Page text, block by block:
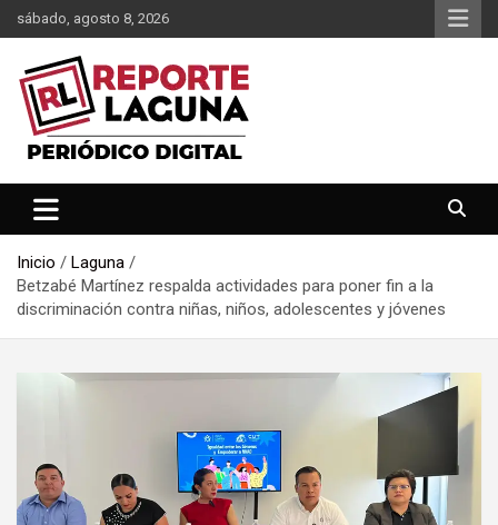
Saltar
al
contenido
sábado, agosto 8, 2026
Reporte Laguna
Inicio
Laguna
Betzabé Martínez respalda actividades para poner fin a la
discriminación contra niñas, niños, adolescentes y jóvenes